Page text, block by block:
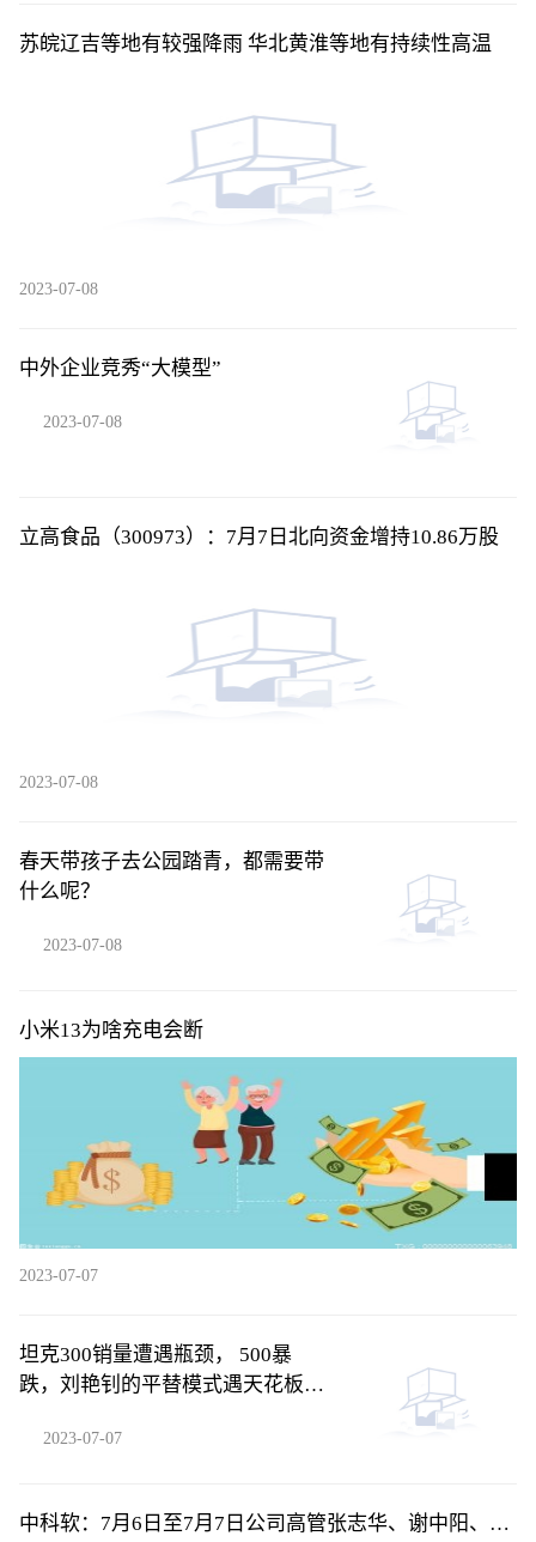
苏皖辽吉等地有较强降雨 华北黄淮等地有持续性高温
2023-07-08
中外企业竞秀“大模型”
2023-07-08
立高食品（300973）：7月7日北向资金增持10.86万股
2023-07-08
春天带孩子去公园踏青，都需要带
什么呢？
2023-07-08
小米13为啥充电会断
2023-07-07
坦克300销量遭遇瓶颈， 500暴
跌，刘艳钊的平替模式遇天花板，
2023-07-07
中科软：7月6日至7月7日公司高管张志华、谢中阳、孙